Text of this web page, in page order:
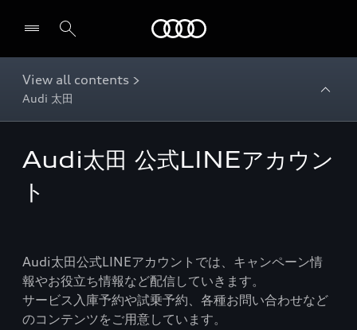
View all contents >
Audi 太田
Audi太田 公式LINEアカウン
ト
Audi太田公式LINEアカウントでは、キャンペーン情
報やお役立ち情報など配信していきます。
サービス入庫予約や試乗予約、各種お問い合わせなど
のコンテンツをご用意しています。